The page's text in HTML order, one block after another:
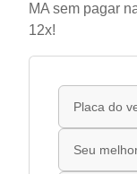
MA sem pagar
12x!